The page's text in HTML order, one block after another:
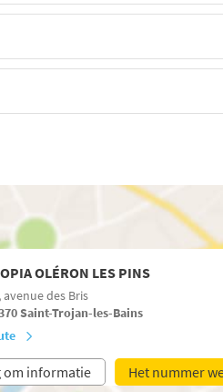
OLÉRON LES PINS
avenue des Bris
Saint-Trojan-les-Bains
om informatie Het nummer